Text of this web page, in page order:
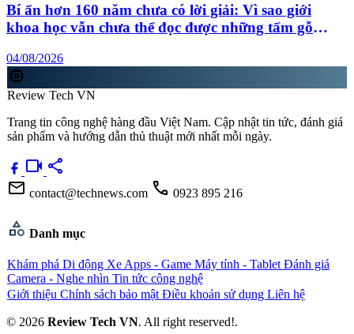
Bí ẩn hơn 160 năm chưa có lời giải: Vì sao giới
khoa học vẫn chưa thể đọc được những tấm gỗ
04/08/2026
memory
Review Tech VN
Trang tin công nghệ hàng đầu Việt Nam. Cập nhật tin tức, đánh giá
sản phẩm và hướng dẫn thủ thuật mới nhất mỗi ngày.
videocam share
mail contact@technews.com call 0923 895 216
category Danh mục
Khám phá Di động Xe Apps - Game Máy tính - Tablet Đánh giá
Camera - Nghe nhìn Tin tức công nghệ
Giới thiệu Chính sách bảo mật Điều khoản sử dụng Liên hệ
© 2026 Review Tech VN. All right reserved!.